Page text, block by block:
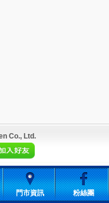
Co., Ltd.
門市資訊 粉絲團